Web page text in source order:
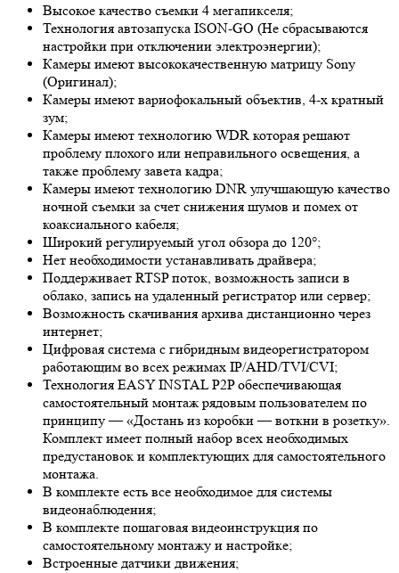
Высокое качество съемки 4 мегапикселя;
Технология автозапуска ISON-GO (Не сбрасываются
настройки при отключении электроэнергии);
Камеры имеют высококачественную матрицу Sony
(Оригинал);
Камеры имеют вариофокальный объектив, 4-х кратный
зум;
Камеры имеют технологию WDR которая решают
проблему плохого или неправильного освещения, а
также проблему завета кадра;
Камеры имеют технологию DNR улучшающую качество
ночной съемки за счет снижения шумов и помех от
коаксиального кабеля;
Широкий регулируемый угол обзора до 120°;
Нет необходимости устанавливать драйвера;
Поддерживает RTSP поток, возможность записи в
облако, запись на удаленный регистратор или сервер;
Возможность скачивания архива дистанционно через
интернет;
Цифровая система с гибридным видеорегистратором
работающим во всех режимах IP/AHD/TVI/CVI;
Технология EASY INSTAL P2P обеспечивающая
самостоятельный монтаж рядовым пользователем по
принципу — «Достань из коробки — воткни в розетку».
Комплект имеет полный набор всех необходимых
предустановок и комплектующих для самостоятельного
монтажа.
В комплекте есть все необходимое для системы
видеонаблюдения;
В комплекте пошаговая видеоинструкция по
самостоятельному монтажу и настройке;
Встроенные датчики движения;